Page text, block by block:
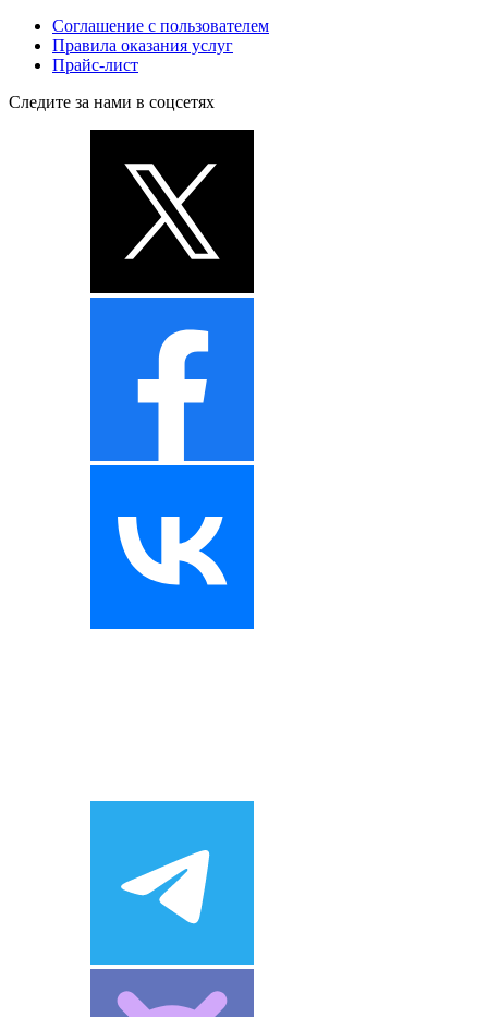
Соглашение с пользователем
Правила оказания услуг
Прайс-лист
Следите за нами в соцсетях